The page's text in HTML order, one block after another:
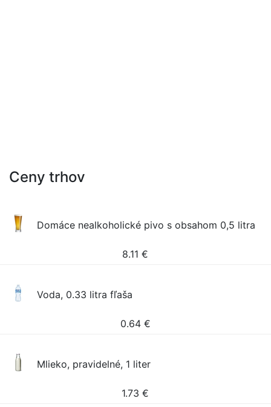
Ceny trhov
Domáce nealkoholické pivo s obsahom 0,5 litra
8.11 €
Voda, 0.33 litra fľaša
0.64 €
Mlieko, pravidelné, 1 liter
1.73 €